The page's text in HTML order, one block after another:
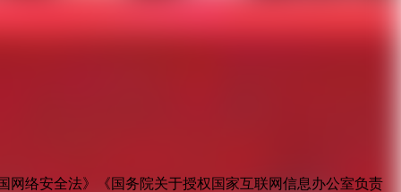
络安全法》《国务院关于授权国家互联网信息办公室负责